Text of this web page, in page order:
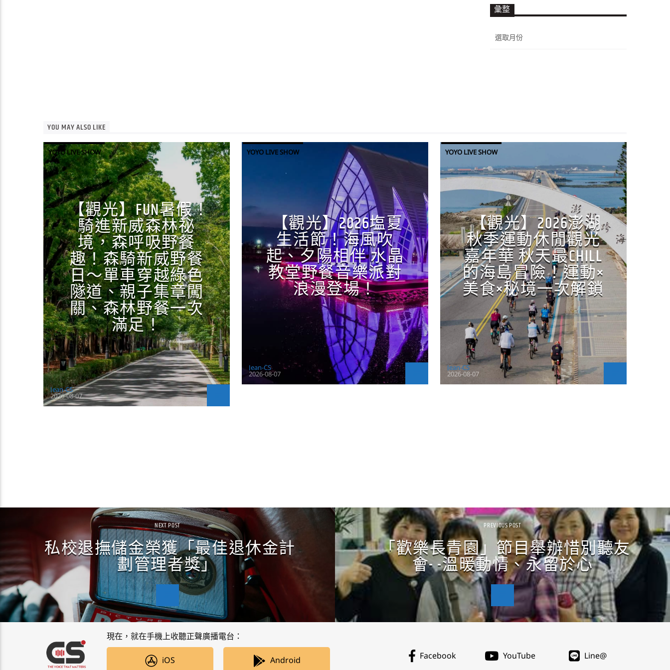
彙整
整
YOU MAY ALSO LIKE
YOYO LIVE SHOW
【觀光】FUN暑假！
騎進新威森林祕
境，森呼吸野餐
趣！森騎新威野餐
日～單車穿越綠色
隧道、親子集章闖
關、森林野餐一次
滿足！
Jean-CS
2026-08-07
YOYO LIVE SHOW
【觀光】2026塩夏
生活節！海風吹
起、夕陽相伴 水晶
教堂野餐音樂派對
浪漫登場！
Jean-CS
2026-08-07
YOYO LIVE SHOW
【觀光】2026澎湖
秋季運動休閒觀光
嘉年華 秋天最CHILL
的海島冒險！運動×
美食×秘境一次解鎖
Jean-CS
2026-08-07
NEXT POST
私校退撫儲金榮獲「最佳退休金計
劃管理者獎」
PREVIOUS POST
「歡樂長青園」節目舉辦惜別聽友
會- -溫暖動情、永留於心
現在，就在手機上收聽正聲廣播電台：
iOS Android Facebook YouTube Line@